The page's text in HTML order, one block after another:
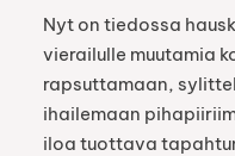
Nyt on tiedossa
vierailulle muutamia
rapsuttamaan,
ihailemaan
iloa tuottava